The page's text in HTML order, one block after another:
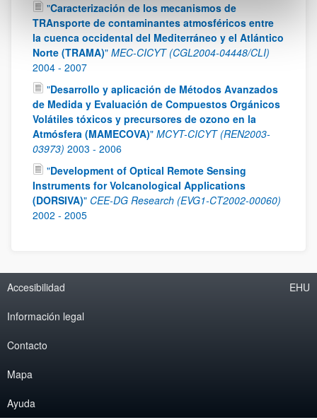
"Caracterización de los mecanismos de
TRAnsporte de contaminantes atmosféricos entre
la cuenca occidental del Mediterráneo y el Atlántico
Norte (TRAMA)" MEC-CICYT (CGL2004-04448/CLI)
2004 - 2007
"Desarrollo y aplicación de Métodos Avanzados
de Medida y Evaluación de Compuestos Orgánicos
Volátiles tóxicos y precursores de ozono en la
Atmósfera (MAMECOVA)" MCYT-CICYT (REN2003-
03973) 2003 - 2006
"Development of Optical Remote Sensing
Instruments for Volcanological Applications
(DORSIVA)" CEE-DG Research (EVG1-CT2002-00060)
2002 - 2005
Accesibilidad
Información legal
Contacto
Mapa
Ayuda
EHU